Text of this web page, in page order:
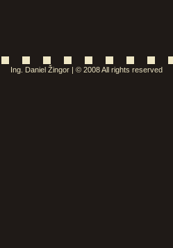
Ing. Daniel Žingor | © 2008 All rights reserved